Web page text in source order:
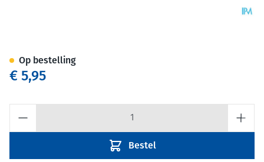
€ 5,95
Bestel
Op bestelling